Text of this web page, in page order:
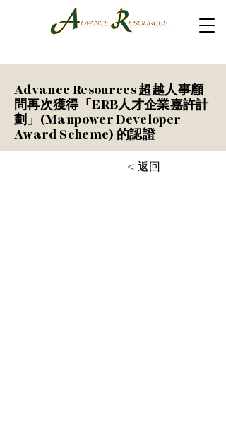
Advance Resources 超越人事顧
問再次獲得「ERB人才企業嘉許計
劃」(Manpower Developer
Award Scheme) 的認證
< 返回